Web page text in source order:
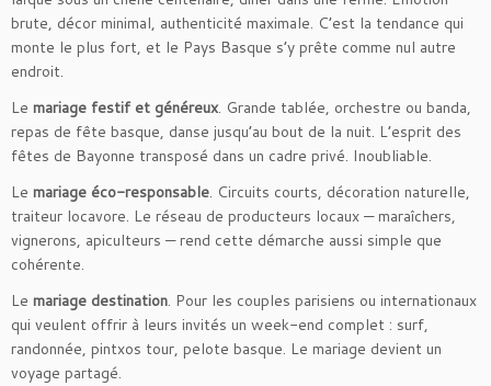
brute, décor minimal, authenticité maximale. C’est la tendance qui
monte le plus fort, et le Pays Basque s’y prête comme nul autre
endroit.
Le mariage festif et généreux. Grande tablée, orchestre ou banda,
repas de fête basque, danse jusqu’au bout de la nuit. L’esprit des
fêtes de Bayonne transposé dans un cadre privé. Inoubliable.
Le mariage éco-responsable. Circuits courts, décoration naturelle,
traiteur locavore. Le réseau de producteurs locaux — maraîchers,
vignerons, apiculteurs — rend cette démarche aussi simple que
cohérente.
Le mariage destination. Pour les couples parisiens ou internationaux
qui veulent offrir à leurs invités un week-end complet : surf,
randonnée, pintxos tour, pelote basque. Le mariage devient un
voyage partagé.